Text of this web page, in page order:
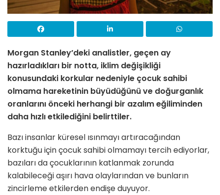
Morgan Stanley’deki analistler, geçen ay
hazırladıkları bir notta, iklim değişikliği
konusundaki korkular nedeniyle çocuk sahibi
olmama hareketinin büyüdüğünü ve doğurganlık
oranlarını önceki herhangi bir azalım eğiliminden
daha hızlı etkilediğini belirttiler.
Bazı insanlar küresel ısınmayı artıracağından
korktuğu için çocuk sahibi olmamayı tercih ediyorlar,
bazıları da çocuklarının katlanmak zorunda
kalabileceği aşırı hava olaylarından ve bunların
zincirleme etkilerden endişe duyuyor.